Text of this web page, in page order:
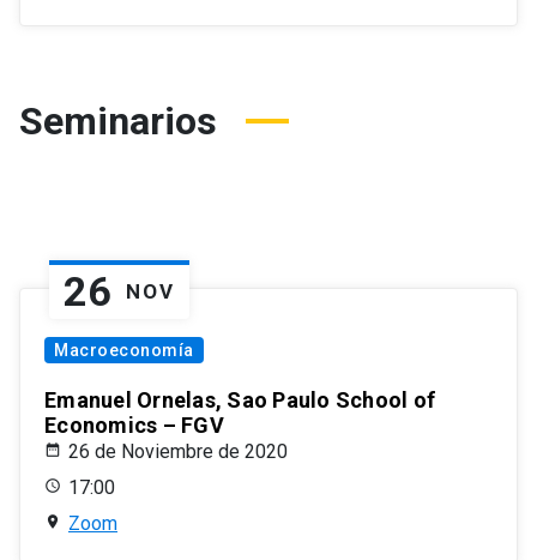
Seminarios
26 NOV
Macroeconomía
Emanuel Ornelas, Sao Paulo School of
Economics – FGV
26 de Noviembre de 2020
17:00
Zoom